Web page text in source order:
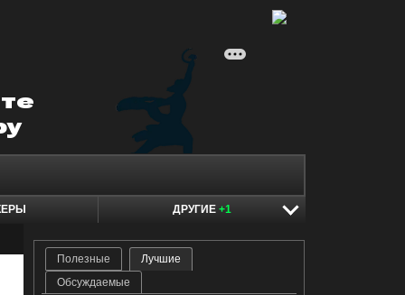
ДРУГИЕ +1
Полезные
Лучшие
Обсуждаемые